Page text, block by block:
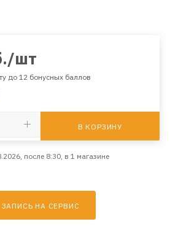
/шт
до 12 бонусных баллов
В КОРЗИНУ
после 8:30, в 1 магазине
ЗАПИСЬ НА СЕРВИС